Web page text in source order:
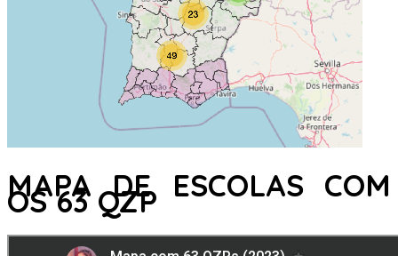
MAPA DE ESCOLAS COM
OS 63 QZP